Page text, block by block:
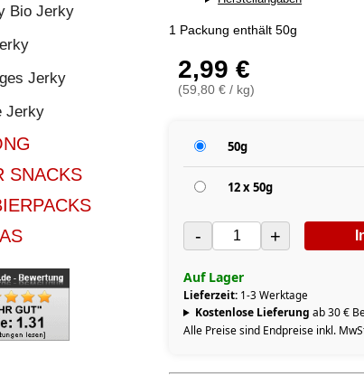
Bio Jerky
Jerky
Jerky
SNACKS
1 Packung enthält 50g
2,99 €
(59,80 € / kg)
50g
12 x 50g
- +
Auf Lager
Lieferzeit: 1-3 Werktage
Kostenlose Lieferung ab 30 €
Alle Preise sind Endpreise inkl.